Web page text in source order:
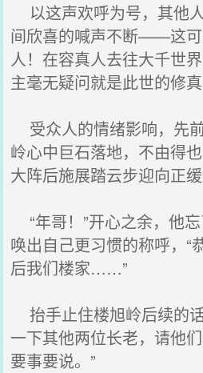
以这声欢呼为号，其他
间欣喜的喊声不断——这
人！在容真人去往大千世
主毫无疑问就是此世的修
受众人的情绪影响，先
岭心中巨石落地，不由得
大阵后施展踏云步迎向正
“年哥！”开心之余，他忘
唤出自己更习惯的称呼，“
后我们楼家……”
抬手止住楼旭岭后续的
一下其他两位长老，请他
要事要说。”